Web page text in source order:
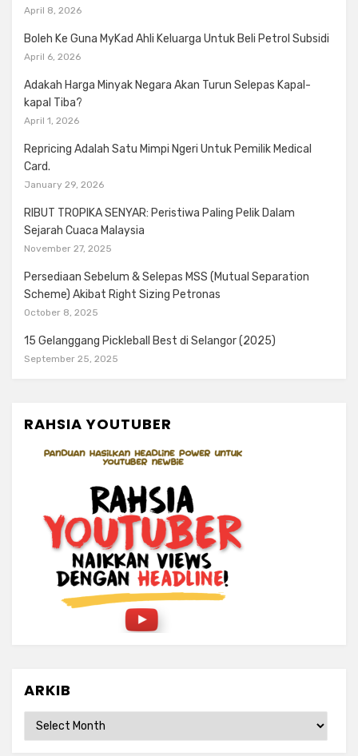
April 8, 2026
Boleh Ke Guna MyKad Ahli Keluarga Untuk Beli Petrol Subsidi
April 6, 2026
Adakah Harga Minyak Negara Akan Turun Selepas Kapal-
kapal Tiba?
April 1, 2026
Repricing Adalah Satu Mimpi Ngeri Untuk Pemilik Medical
Card.
January 29, 2026
RIBUT TROPIKA SENYAR: Peristiwa Paling Pelik Dalam
Sejarah Cuaca Malaysia
November 27, 2025
Persediaan Sebelum & Selepas MSS (Mutual Separation
Scheme) Akibat Right Sizing Petronas
October 8, 2025
15 Gelanggang Pickleball Best di Selangor (2025)
September 25, 2025
RAHSIA YOUTUBER
ARKIB
ARKIB